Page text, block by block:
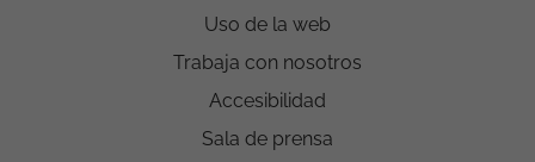
Uso de la web
Trabaja con nosotros
Accesibilidad
Sala de prensa